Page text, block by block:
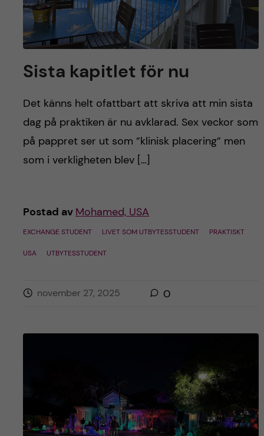
Sista kapitlet för nu
Det känns helt ofattbart att skriva att min sista
dag på praktiken är nu avklarad. Sex veckor som
på pappret ser ut som ”klinisk placering” men
som i verkligheten blev […]
Postad av Mohamed, USA
EXCHANGE STUDENT LIVET SOM UTBYTESSTUDENT PRAKTISKT
USA UTBYTESSTUDENT
november 27, 2025 0